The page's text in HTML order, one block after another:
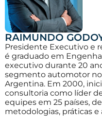
RAIMUNDO
Presidente Executivo e
é graduado em
executivo durante 20
segmento automotor no
Argentina. Em 2000,
consultoria como líder
equipes em 25 países,
metodologias, práticas